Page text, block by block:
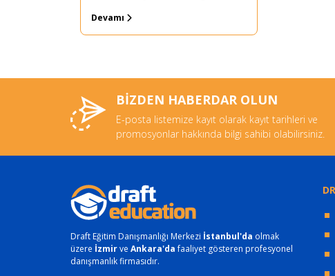
Devamı
BİZDEN HABERDAR OLUN
E-posta listemize kayıt olarak kayıt tarihleri ve
promosyonlar hakkında bilgi sahibi olabilirsiniz.
Draft Eğitim Danışmanlığı Merkezi İstanbul'da olmak
üzere İzmirve Ankara'dafaaliyet gösteren profesyonel
danışmanlık firmasıdır.